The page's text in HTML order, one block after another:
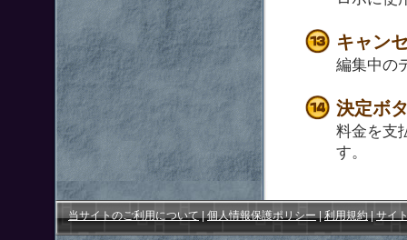
キャン
編集中の
決定ボ
料金を支
す。
当サイトのご利用について| 個人情報保護ポリシー| 利用規約| サイ